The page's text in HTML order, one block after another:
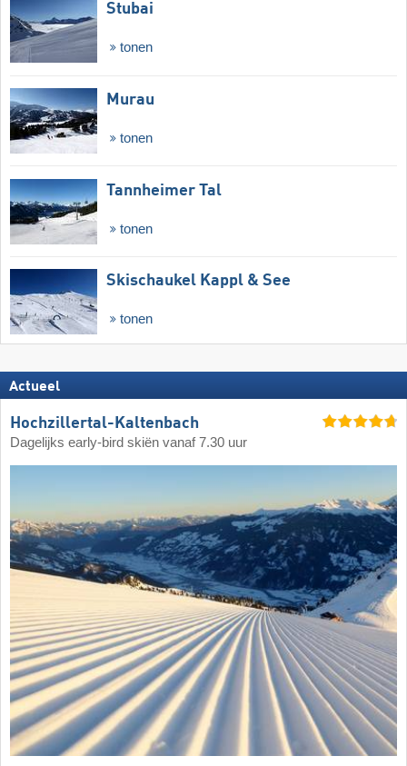
Stubai
tonen
Murau
tonen
Tannheimer Tal
tonen
Skischaukel Kappl & See
tonen
Actueel
Hochzillertal-Kaltenbach
Dagelijks early-bird skiën vanaf 7.30 uur